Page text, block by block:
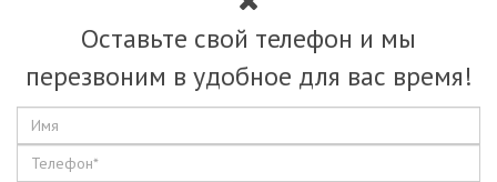
Оставьте свой телефон и мы
перезвоним в удобное для вас время!